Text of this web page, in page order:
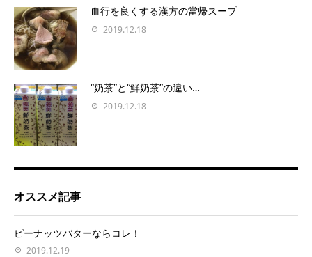
血行を良くする漢方の當帰スープ
2019.12.18
“奶茶”と“鮮奶茶”の違い…
2019.12.18
オススメ記事
ピーナッツバターならコレ！
2019.12.19